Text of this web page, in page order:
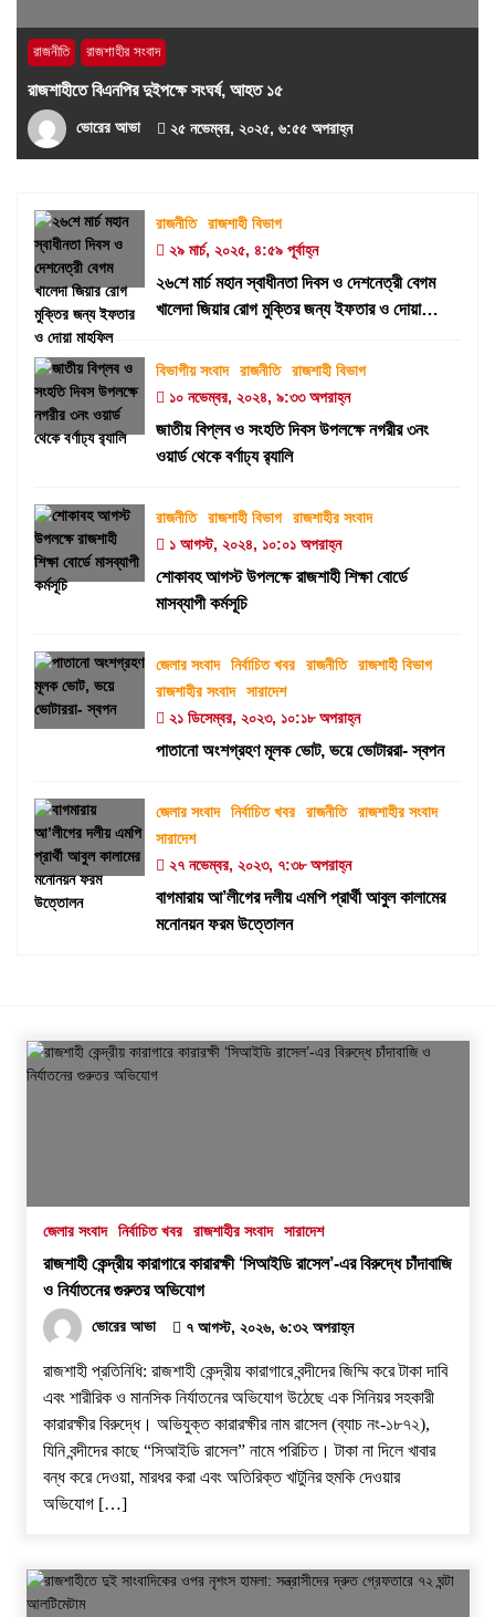
রাজনীতি রাজশাহীর সংবাদ
রাজশাহীতে বিএনপির দুইপক্ষে সংঘর্ষ, আহত ১৫
ভোরের আভা ২৫ নভেম্বর, ২০২৫, ৬:৫৫ অপরাহ্ন
রাজনীতি
রাজশাহী বিভাগ
২৯ মার্চ, ২০২৫, ৪:৫৯ পূর্বাহ্ন
২৬শে মার্চ মহান স্বাধীনতা দিবস ও দেশনেত্রী বেগম
খালেদা জিয়ার রোগ মুক্তির জন্য ইফতার ও দোয়া
বিভাগীয় সংবাদ রাজনীতি
রাজশাহী বিভাগ
১০ নভেম্বর, ২০২৪, ৯:৩৩ অপরাহ্ন
জাতীয় বিপ্লব ও সংহতি দিবস উপলক্ষে নগরীর ৩নং
ওয়ার্ড থেকে বর্ণাঢ্য র‍্যালি
রাজনীতি রাজশাহী বিভাগ
রাজশাহীর সংবাদ
১ আগস্ট, ২০২৪, ১০:০১ অপরাহ্ন
শোকাবহ আগস্ট উপলক্ষে রাজশাহী শিক্ষা বোর্ডে
মাসব্যাপী কর্মসূচি
জেলার সংবাদ নির্বাচিত খবর রাজনীতি
রাজশাহী বিভাগ
রাজশাহীর সংবাদ
সারাদেশ
২১ ডিসেম্বর, ২০২৩, ১০:১৮ অপরাহ্ন
পাতানো অংশগ্রহণ মূলক ভোট, ভয়ে ভোটাররা- স্বপন
জেলার সংবাদ নির্বাচিত খবর রাজনীতি
রাজশাহীর সংবাদ
সারাদেশ
২৭ নভেম্বর, ২০২৩, ৭:৩৮ অপরাহ্ন
বাগমারায় আ’লীগের দলীয় এমপি প্রার্থী আবুল কালামের
মনোনয়ন ফরম উত্তোলন
জেলার সংবাদ নির্বাচিত খবর রাজশাহীর সংবাদ সারাদেশ
রাজশাহী কেন্দ্রীয় কারাগারে কারারক্ষী ‘সিআইডি রাসেল’-এর বিরুদ্ধে চাঁদাবাজি
ও নির্যাতনের গুরুতর অভিযোগ
ভোরের আভা ৭ আগস্ট, ২০২৬, ৬:৩২ অপরাহ্ন
রাজশাহী প্রতিনিধি: রাজশাহী কেন্দ্রীয় কারাগারে বন্দীদের জিম্মি করে টাকা দাবি
এবং শারীরিক ও মানসিক নির্যাতনের অভিযোগ উঠেছে এক সিনিয়র সহকারী
কারারক্ষীর বিরুদ্ধে। অভিযুক্ত কারারক্ষীর নাম রাসেল (ব্যাচ নং-১৮৭২),
যিনি বন্দীদের কাছে “সিআইডি রাসেল” নামে পরিচিত। টাকা না দিলে খাবার
বন্ধ করে দেওয়া, মারধর করা এবং অতিরিক্ত খাটুনির হুমকি দেওয়ার
অভিযোগ […]